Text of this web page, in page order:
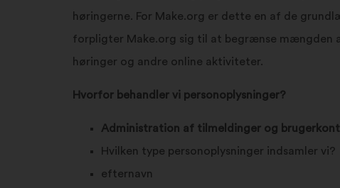
høringerne. For Make.org er dette en af de
forpligter Make.org sig til at begrænse mængden
høringer og andre online aktiviteter.
Hvorfor behandler vi personoplysninger?
Administration af tilmeldinger og
Hvilken type personoplysninger indsamler vi?
efternavn